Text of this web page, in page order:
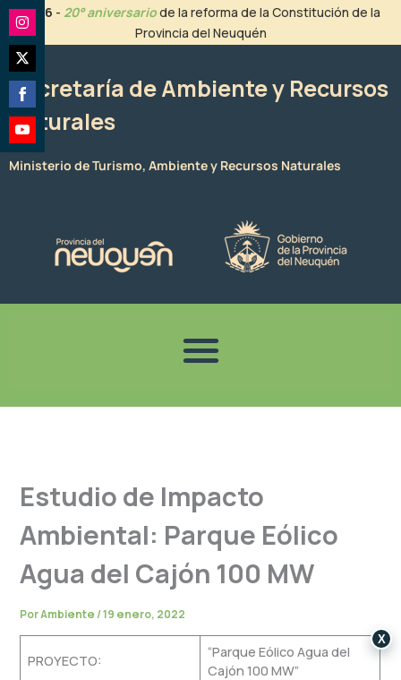
contenido
2026 - 20° aniversariode la reforma de la Constitución de la
Provincia del Neuquén
Secretaría de Ambiente y Recursos
Naturales
Ministerio de Turismo, Ambiente y Recursos Naturales
Estudio de Impacto
Ambiental: Parque Eólico
Agua del Cajón 100 MW
PorAmbiente/19 enero, 2022
PROYECTO:
“Parque Eólico Agua del
Cajón 100 MW”
Share
on
Instagram
Share
on
Twitter
Share
on
Facebook
Share
on
X